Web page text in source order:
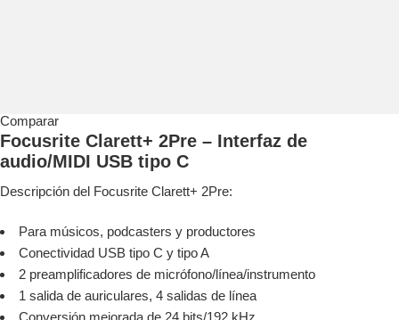
Comparar
Focusrite Clarett+ 2Pre – Interfaz de
audio/MIDI USB tipo C
Descripción del Focusrite Clarett+ 2Pre:
Para músicos, podcasters y productores
Conectividad USB tipo C y tipo A
2 preamplificadores de micrófono/línea/instrumento
1 salida de auriculares, 4 salidas de línea
Conversión mejorada de 24 bits/192 kHz